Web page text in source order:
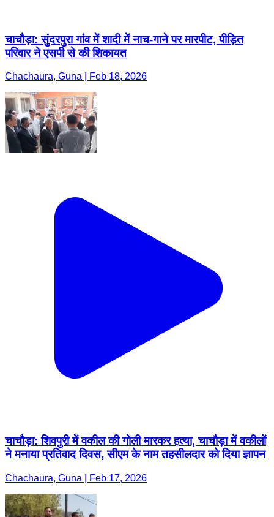
चाचौड़ा: सुंदरपुरा गांव में शादी में नाच-गाने पर मारपीट, पीड़ित
परिवार ने एसपी से की शिकायत
Chachaura, Guna | Feb 18, 2026
चाचौड़ा: शिवपुरी में वकील की गोली मारकर हत्या, चाचौड़ा में वकीलों
ने मनाया प्रतिवाद दिवस, सीएम के नाम तहसीलदार को दिया ज्ञापन
Chachaura, Guna | Feb 17, 2026